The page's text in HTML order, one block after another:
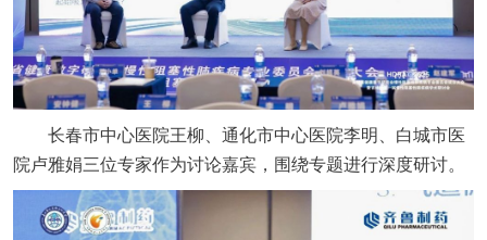
长春市中心医院王柳、通化市中心医院李明、白城市医
院卢雅娟三位专家作为讨论嘉宾，围绕专题进行深度研讨。